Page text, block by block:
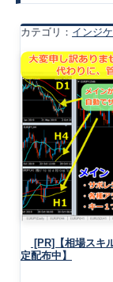
カテゴリ： インジ
[PR]【相場スキ
定配布中】